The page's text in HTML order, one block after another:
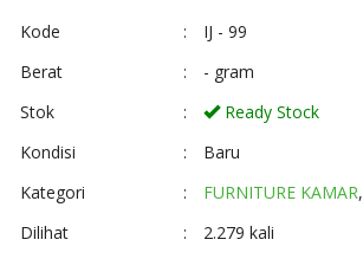
Kode :
IJ - 99
Berat
:
- gram
Stok
:
Ready Stock
Kondisi
:
Baru
Kategori
: FURNITURE KAMAR,
Dilihat
:
2.279 kali